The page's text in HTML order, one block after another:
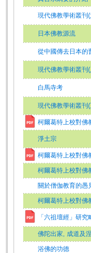
現代佛教學術叢刊
日本佛教源流
從中國傳去日本的
現代佛教學術叢刊
白馬寺考
現代佛教學術叢刊
柯爾葛特上校對佛
淨土宗
柯爾葛特上校對佛
柯爾葛特上校對佛
關於僧伽教育的愚
柯爾葛特上校對佛
「六祖壇經」研究
佛陀出家, 成道及
浴佛的功德